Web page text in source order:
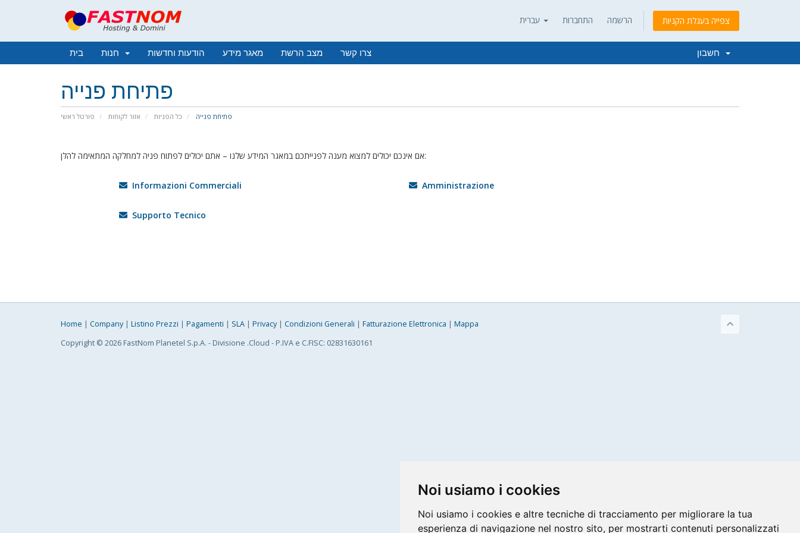
Noi usiamo i cookies
Noi usiamo i cookies e altre tecniche di tracciamento per migliorare la tua
esperienza di navigazione nel nostro sito, per mostrarti contenuti personalizzati
התחברות הרשמה צפייה בעגלת הקניות
בית הודעות וחדשות מאגר מידע מצב הרשת צרו קשר
פתיחת פנייה
פורטל ראשי אזור לקוחות כל הפניות פתיחת פנייה
אם אינכם יכולים למצוא מענה לפנייתכם במאגר המידע שלנו – אתם יכולים לפתוח פניה למחלקה המתאימה להלן:
Informazioni Commerciali Amministrazione
Supporto Tecnico
Home | Company| Listino Prezzi | Pagamenti | SLA | Privacy| Condizioni Generali | Fatturazione Elettronica | Mappa
Copyright © 2026 FastNom Planetel S.p.A. - Divisione .Cloud - P.IVA e C.FISC: 02831630161